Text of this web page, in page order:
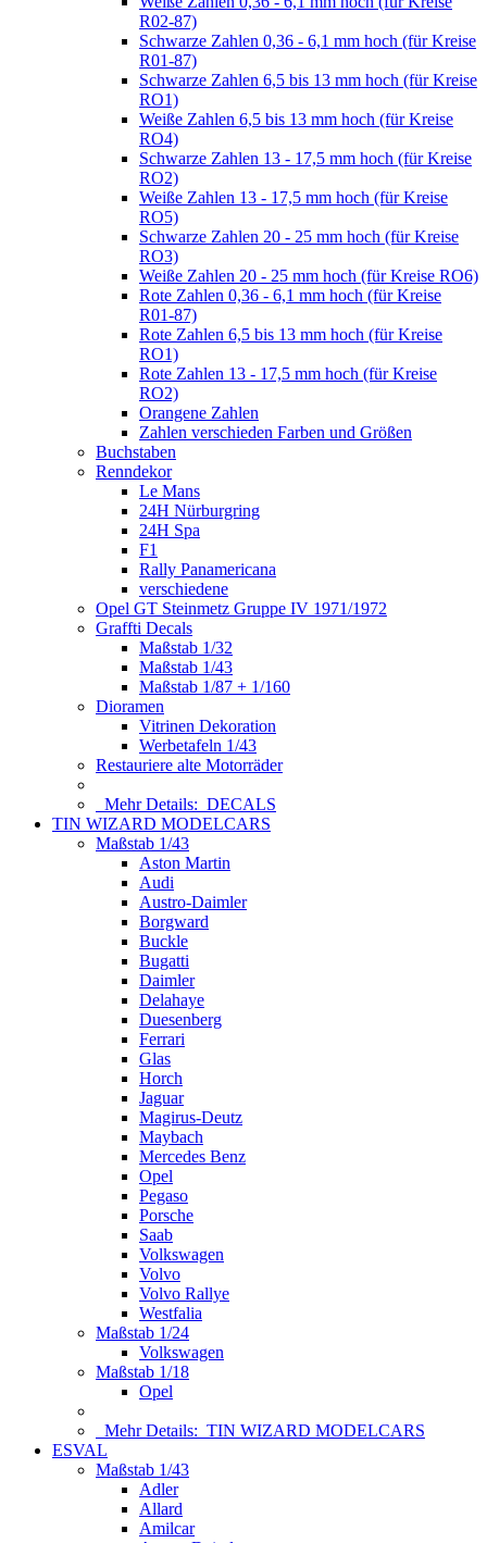
R02-87)
Schwarze Zahlen 0,36 - 6,1 mm hoch (für Kreise
R01-87)
Schwarze Zahlen 6,5 bis 13 mm hoch (für Kreise
RO1)
Weiße Zahlen 6,5 bis 13 mm hoch (für Kreise
RO4)
Schwarze Zahlen 13 - 17,5 mm hoch (für Kreise
RO2)
Weiße Zahlen 13 - 17,5 mm hoch (für Kreise
RO5)
Schwarze Zahlen 20 - 25 mm hoch (für Kreise
RO3)
Weiße Zahlen 20 - 25 mm hoch (für Kreise RO6)
Rote Zahlen 0,36 - 6,1 mm hoch (für Kreise
R01-87)
Rote Zahlen 6,5 bis 13 mm hoch (für Kreise
RO1)
Rote Zahlen 13 - 17,5 mm hoch (für Kreise
RO2)
Orangene Zahlen
Zahlen verschieden Farben und Größen
Buchstaben
Renndekor
Le Mans
24H Nürburgring
24H Spa
F1
Rally Panamericana
verschiedene
Opel GT Steinmetz Gruppe IV 1971/1972
Graffti Decals
Maßstab 1/32
Maßstab 1/43
Maßstab 1/87 + 1/160
Dioramen
Vitrinen Dekoration
Werbetafeln 1/43
Restauriere alte Motorräder
Mehr Details: DECALS
TIN WIZARD MODELCARS
Maßstab 1/43
Aston Martin
Audi
Austro-Daimler
Borgward
Buckle
Bugatti
Daimler
Delahaye
Duesenberg
Ferrari
Glas
Horch
Jaguar
Magirus-Deutz
Maybach
Mercedes Benz
Opel
Pegaso
Porsche
Saab
Volkswagen
Volvo
Volvo Rallye
Westfalia
Maßstab 1/24
Volkswagen
Maßstab 1/18
Opel
Mehr Details: TIN WIZARD MODELCARS
ESVAL
Maßstab 1/43
Adler
Allard
Amilcar